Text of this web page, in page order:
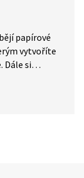
papírové
vytvoříte
Dále si